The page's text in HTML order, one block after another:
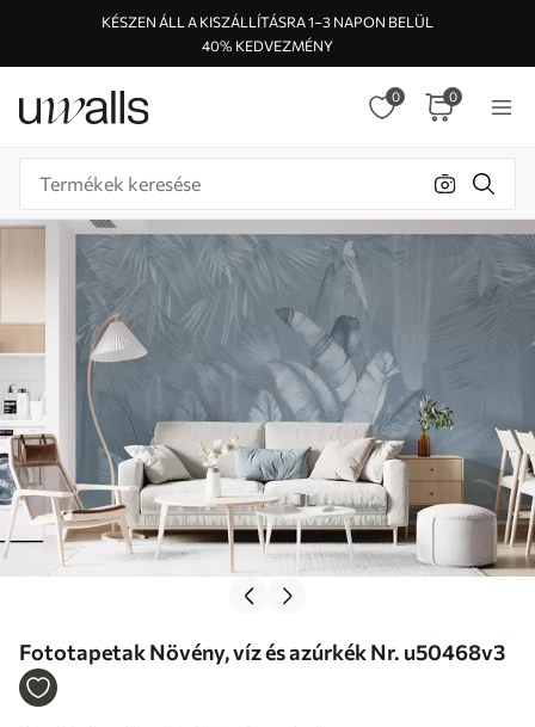
KÉSZEN ÁLL A KISZÁLLÍTÁSRA 1–3 NAPON BELÜL
40% KEDVEZMÉNY
0 0
Fototapetak Növény, víz és azúrkék Nr. u50468v3